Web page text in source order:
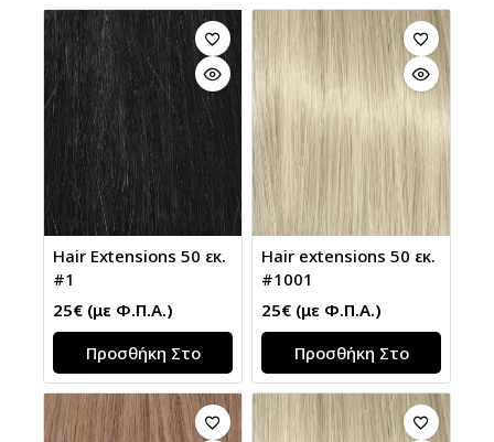
Hair Extensions 50 εκ.
#1
25€ (με Φ.Π.Α.)
Προσθήκη Στο
Καλάθι
Hair extensions 50 εκ.
#1001
25€ (με Φ.Π.Α.)
Προσθήκη Στο
Καλάθι